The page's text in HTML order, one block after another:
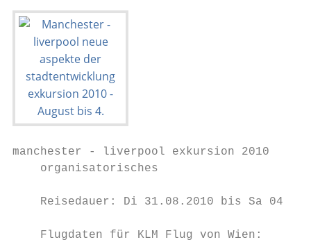
manchester - liverpool exkursion 2010
    organisatorisches
Reisedauer: Di 31.08.2010 bis Sa
    Flugdaten für KLM Flug von Wien: